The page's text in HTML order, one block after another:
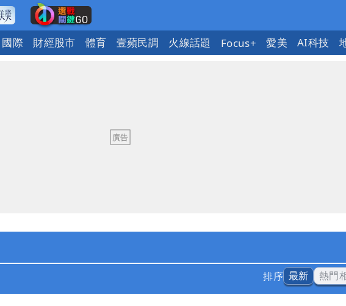
國際 財經股市 體育 壹蘋民調 火線話題 Focus+ 愛美 AI科技
排序 最新 熱門